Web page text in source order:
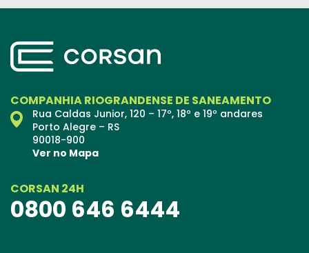
COMPANHIA RIOGRANDENSE DE SANEAMENTO
Rua Caldas Junior, 120 – 17º, 18º e 19º andares
Porto Alegre – RS
90018-900
Ver no Mapa
CORSAN 24H
0800 646 6444